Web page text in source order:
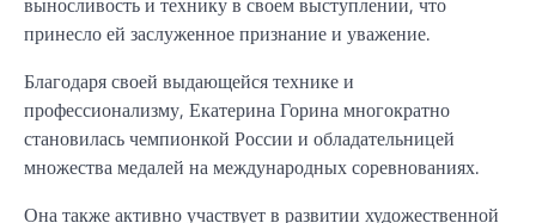
принесло ей заслуженное признание и уважение.
Благодаря своей выдающейся технике и
профессионализму, Екатерина Горина многократно
становилась чемпионкой России и обладательницей
множества медалей на международных соревнованиях.
Она также активно участвует в развитии художественной